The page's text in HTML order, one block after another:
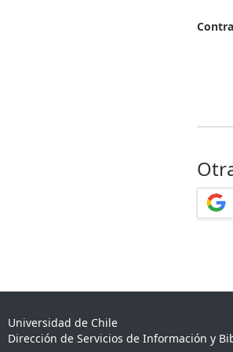
Universidad de Chile
Dirección de Servicios de Información y